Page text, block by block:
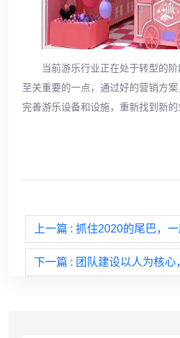
当前游乐行业正在处于转型的
至关重要的一点，通过好的营销方
完善游乐设备和设施，重新找到新的
上一篇 : 抓住2020的尾巴，一起来围
下一篇 : 团队建设以人为核心